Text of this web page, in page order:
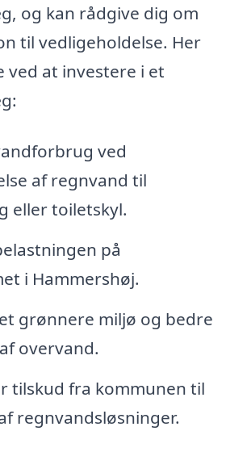
og kan rådgive dig om
til vedligeholdelse. Her
ved at investere i et
ved
af regnvand til
eller toiletskyl.
på
i Hammershøj.
grønnere miljø og bedre
overvand.
tilskud fra kommunen til
regnvandsløsninger.